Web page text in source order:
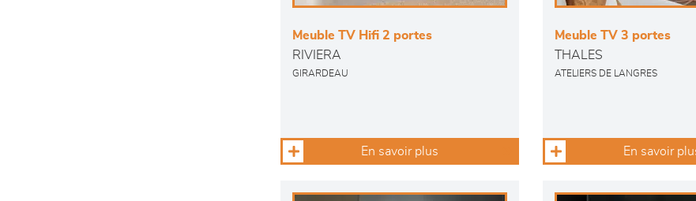
Meuble TV Hifi 2 portes
RIVIERA
GIRARDEAU
En savoir plus
Meuble TV 3 portes
THALES
ATELIERS DE LANGRES
En savoir